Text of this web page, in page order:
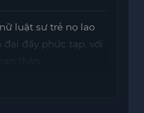
luật sư trẻ nọ lao
đầy phức tạp, với